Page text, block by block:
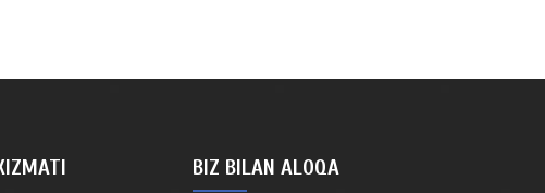
BIZ BILAN ALOQA